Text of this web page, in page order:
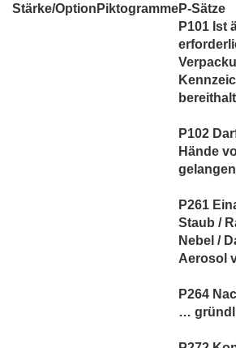
Stärke/Option PiktogrammeP-Sätze
P101 Ist
P102
Hände
P261
Staub /
Nebel /
Aerosol
P264
…